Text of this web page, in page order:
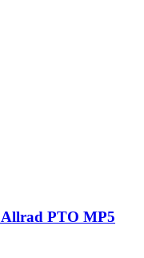
Allrad PTO MP5